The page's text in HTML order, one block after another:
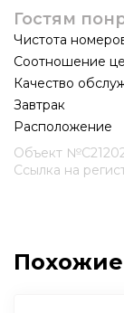
Гостям
Чистота
Соотношение
Качество
Завтрак
Расположение
Объект
Ссылка на